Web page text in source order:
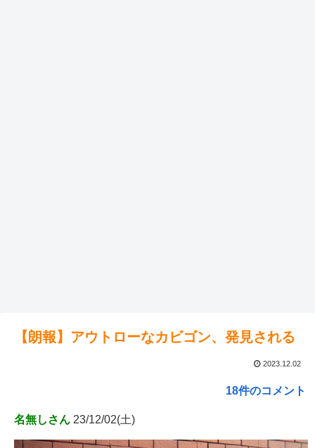
【朗報】アウトローなカビゴン、発見される
2023.12.02
18件のコメント
名無しさん 23/12/02(土)